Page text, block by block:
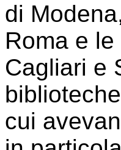
di
Roma e
Cagliari e
cui